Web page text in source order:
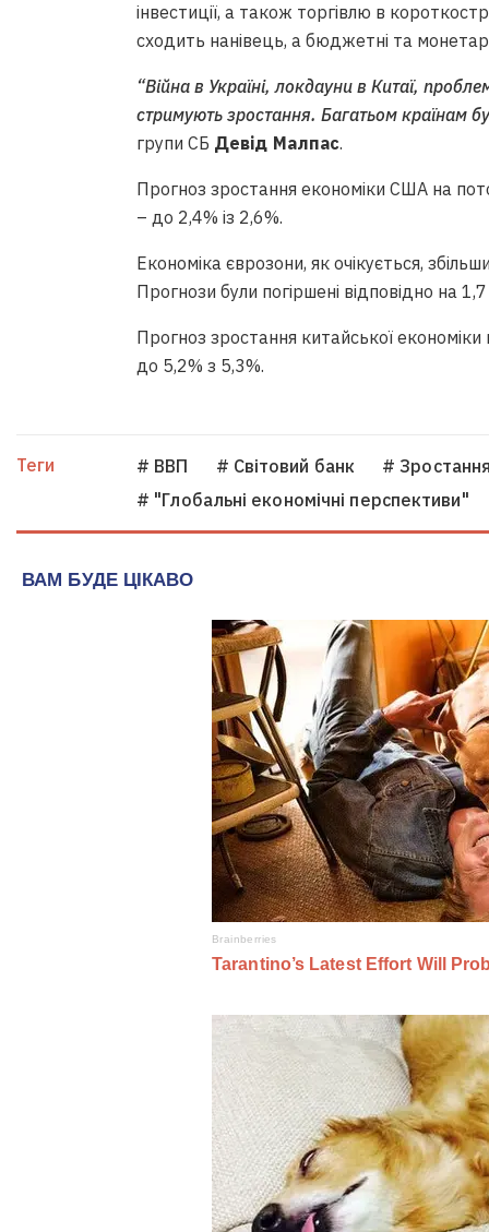
інвестиції, а також торгівлю в
сходить нанівець, а бюджетні та
“Війна в Україні, локдауни в Китаї,
стримують зростання. Багатьом країнам
групи СБ Девід Малпас.
Прогноз зростання економіки США на
– до 2,4% із 2,6%.
Економіка єврозони, як очікується,
Прогнози були погіршені відповідно на
Прогноз зростання китайської
до 5,2% з 5,3%.
Теги # ВВП # Світовий банк
#
# "Глобальні економічні перспективи"